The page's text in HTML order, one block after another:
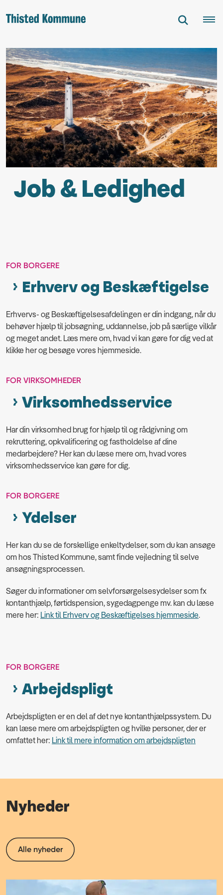
Job & Ledighed
FOR BORGERE
Erhverv og Beskæftigelse
Erhvervs- og Beskæftigelsesafdelingen er din indgang, når du
behøver hjælp til jobsøgning, uddannelse, job på særlige vilkår
og meget andet. Læs mere om, hvad vi kan gøre for dig ved at
klikke her og besøge vores hjemmeside.
FOR VIRKSOMHEDER
Virksomhedsservice
Har din virksomhed brug for hjælp til og rådgivning om
rekruttering, opkvalificering og fastholdelse af dine
medarbejdere? Her kan du læse mere om, hvad vores
virksomhedsservice kan gøre for dig.
FOR BORGERE
Ydelser
Her kan du se de forskellige enkeltydelser, som du kan ansøge
om hos Thisted Kommune, samt finde vejledning til selve
ansøgningsprocessen.
Søger du informationer om selvforsørgelsesydelser som fx
kontanthjælp, førtidspension, sygedagpenge mv. kan du læse
mere her: Link til Erhverv og Beskæftigelses hjemmeside.
FOR BORGERE
Arbejdspligt
Arbejdspligten er en del af det nye kontanthjælpssystem. Du
kan læse mere om arbejdspligten og hvilke personer, der er
omfattet her: Link til mere information om arbejdspligten
Nyheder
Alle nyheder